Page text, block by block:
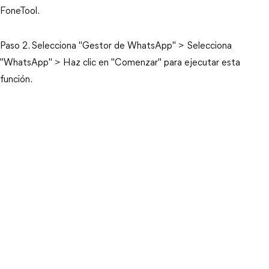
FoneTool.
Paso 2. Selecciona "Gestor de WhatsApp" > Selecciona
"WhatsApp" > Haz clic en "Comenzar" para ejecutar esta
función.